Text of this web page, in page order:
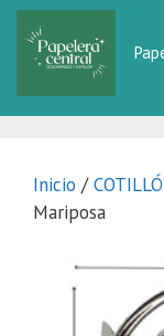
Inicio /
Mariposa